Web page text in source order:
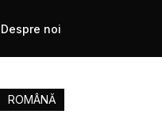
Despre noi
ROMÂNĂ